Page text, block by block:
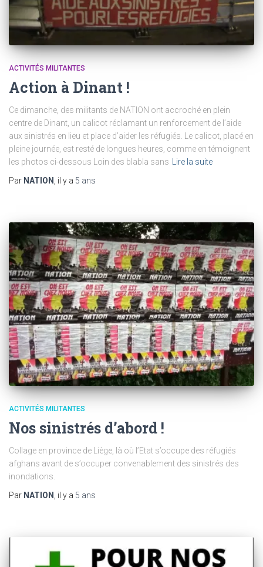
ACTIVITÉS MILITANTES
Action à Dinant !
Ce dimanche, des militants de NATION ont accroché en plein
centre de Dinant, un calicot réclamant un renforcement de l’aide
aux sinistrés en lieu et place d’aider les réfugiés. Le calicot, placé en
pleine journée, est resté de longues heures, comme en témoignent
les photos ci-dessous Loin des blabla sans
Lire la suite
Par NATION , il y a 5 ans
ACTIVITÉS MILITANTES
Nos sinistrés d’abord !
Collage en province de Liège, là où l’Etat s’occupe des réfugiés
afghans avant de s’occuper convenablement des sinistrés des
inondations.
Par NATION , il y a 5 ans